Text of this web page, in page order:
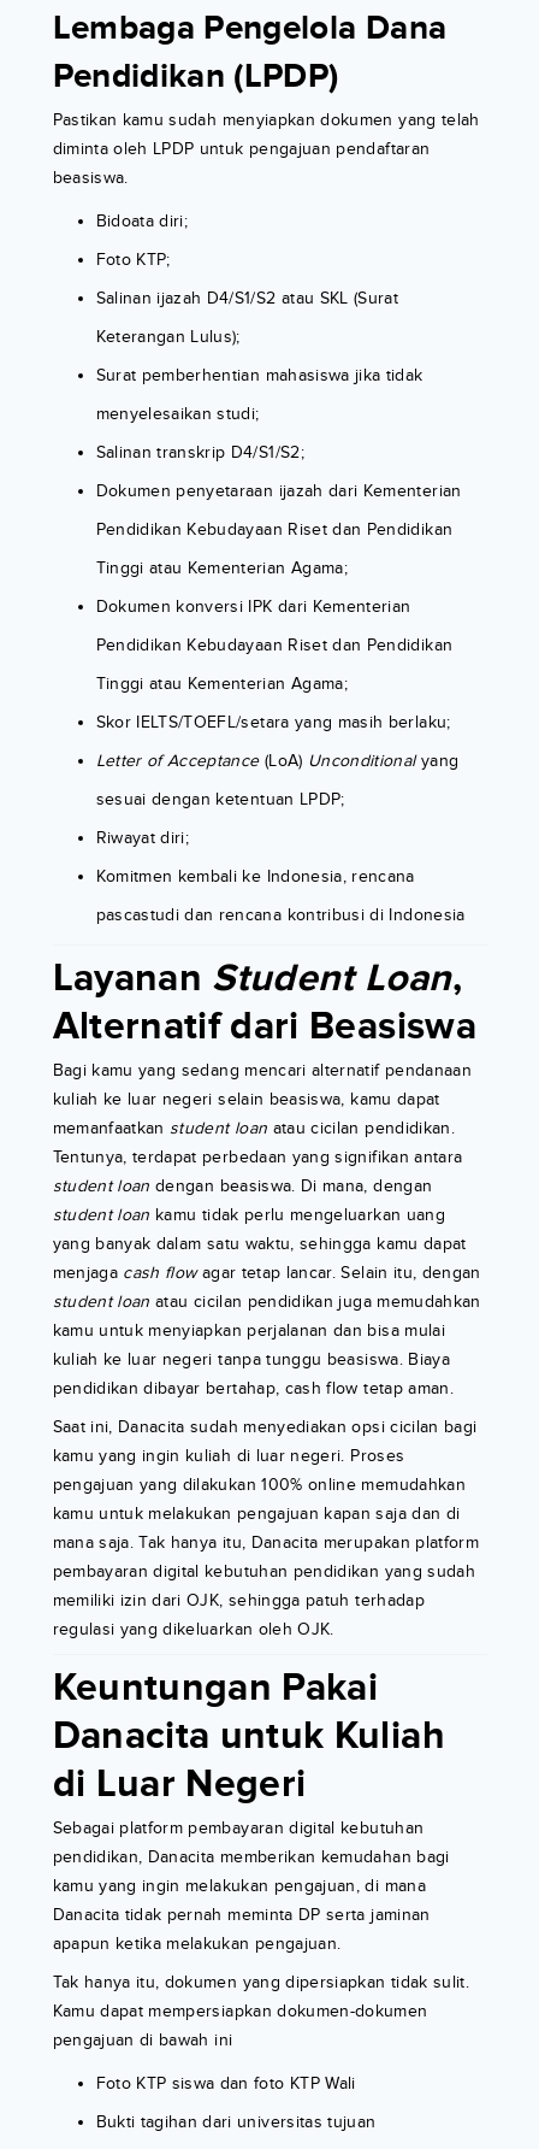
Lembaga Pengelola Dana
Pendidikan (LPDP)
Pastikan kamu sudah menyiapkan dokumen yang telah
diminta oleh LPDP untuk pengajuan pendaftaran
beasiswa.
Bidoata diri;
Foto KTP;
Salinan ijazah D4/S1/S2 atau SKL (Surat
Keterangan Lulus);
Surat pemberhentian mahasiswa jika tidak
menyelesaikan studi;
Salinan transkrip D4/S1/S2;
Dokumen penyetaraan ijazah dari Kementerian
Pendidikan Kebudayaan Riset dan Pendidikan
Tinggi atau Kementerian Agama;
Dokumen konversi IPK dari Kementerian
Pendidikan Kebudayaan Riset dan Pendidikan
Tinggi atau Kementerian Agama;
Skor IELTS/TOEFL/setara yang masih berlaku;
Letter of Acceptance(LoA) Unconditionalyang
sesuai dengan ketentuan LPDP;
Riwayat diri;
Komitmen kembali ke Indonesia, rencana
pascastudi dan rencana kontribusi di Indonesia
Layanan Student Loan,
Alternatif dari Beasiswa
Bagi kamu yang sedang mencari alternatif pendanaan
kuliah ke luar negeri selain beasiswa, kamu dapat
memanfaatkan student loan atau cicilan pendidikan.
Tentunya, terdapat perbedaan yang signifikan antara
student loan dengan beasiswa. Di mana, dengan
student loan kamu tidak perlu mengeluarkan uang
yang banyak dalam satu waktu, sehingga kamu dapat
menjaga cash flowagar tetap lancar. Selain itu, dengan
student loan atau cicilan pendidikan juga memudahkan
kamu untuk menyiapkan perjalanan dan bisa mulai
kuliah ke luar negeri tanpa tunggu beasiswa. Biaya
pendidikan dibayar bertahap, cash flow tetap aman.
Saat ini, Danacita sudah menyediakan opsi cicilan bagi
kamu yang ingin kuliah di luar negeri. Proses
pengajuan yang dilakukan 100% online memudahkan
kamu untuk melakukan pengajuan kapan saja dan di
mana saja. Tak hanya itu, Danacita merupakan platform
pembayaran digital kebutuhan pendidikan yang sudah
memiliki izin dari OJK, sehingga patuh terhadap
regulasi yang dikeluarkan oleh OJK.
Keuntungan Pakai
Danacita untuk Kuliah
di Luar Negeri
Sebagai platform pembayaran digital kebutuhan
pendidikan, Danacita memberikan kemudahan bagi
kamu yang ingin melakukan pengajuan, di mana
Danacita tidak pernah meminta DP serta jaminan
apapun ketika melakukan pengajuan.
Tak hanya itu, dokumen yang dipersiapkan tidak sulit.
Kamu dapat mempersiapkan dokumen-dokumen
pengajuan di bawah ini
Foto KTP siswa dan foto KTP Wali
Bukti tagihan dari universitas tujuan